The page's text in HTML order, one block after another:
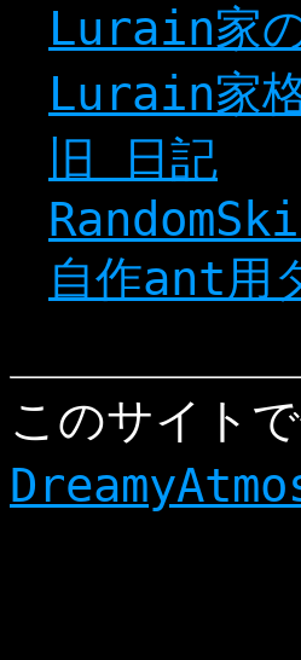
Lurain家
Lurain家
旧 日記
自作ant用
このサイト